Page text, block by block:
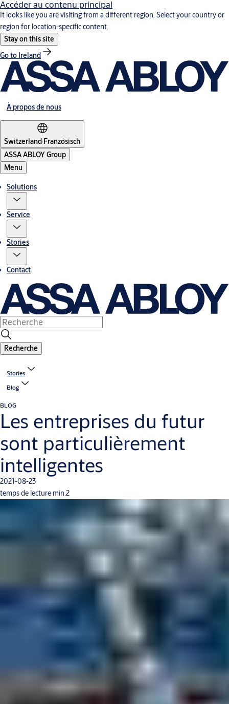
Accéder au contenu principal
It looks like you are visiting from a different region. Select your country or
region for location-specific content.
Stay on this site
Go to Ireland
À propos de nous
Switzerland·Französisch
ASSA ABLOY Group
Menu
Solutions
Service
Stories
Contact
Recherche
Stories
Blog
BLOG
Les entreprises du futur
sont particulièrement
intelligentes
2021-08-23
temps de lecture min.2